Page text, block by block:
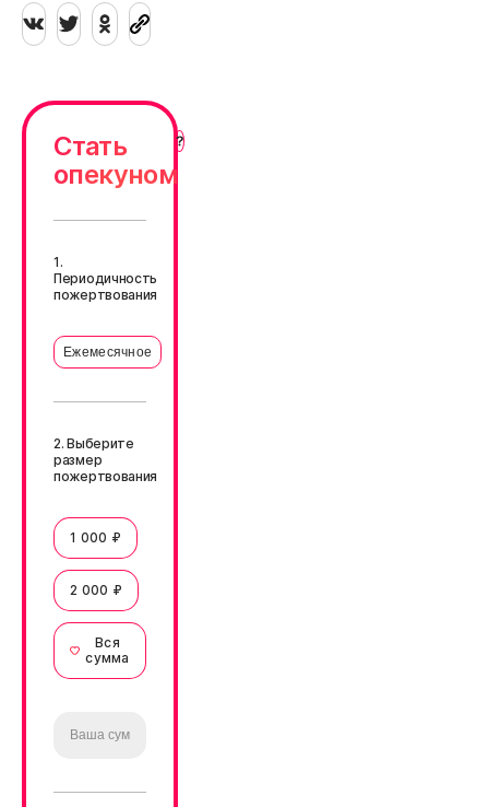
Стать
опекуном
1.
Периодичность
пожертвования
Ежемесячное
2. Выберите
размер
пожертвования
1 000 ₽
2 000 ₽
Вся
сумма